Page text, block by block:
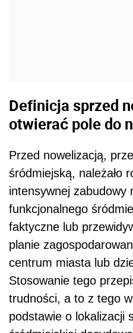
Definicja sprzed
otwierać pole do
Przed nowelizacją,
śródmiejską, należało
intensywnej zabudowy
funkcjonalnego
faktyczne lub
planie
centrum miasta lub
Stosowanie tego
trudności, a to z tego
podstawie o lokalizacji